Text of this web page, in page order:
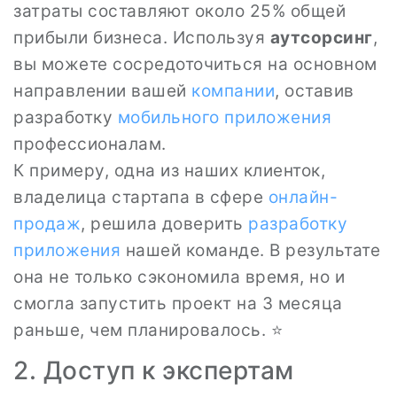
затраты составляют около 25% общей
прибыли бизнеса. Используя аутсорсинг,
вы можете сосредоточиться на основном
направлении вашей компании, оставив
разработку мобильного приложения
профессионалам.
К примеру, одна из наших клиенток,
владелица стартапа в сфере онлайн-
продаж, решила доверить разработку
приложения нашей команде. В результате
она не только сэкономила время, но и
смогла запустить проект на 3 месяца
раньше, чем планировалось. ⭐
2. Доступ к экспертам